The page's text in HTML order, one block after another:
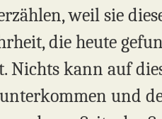
weil sie
die heute
Nichts kann auf
und